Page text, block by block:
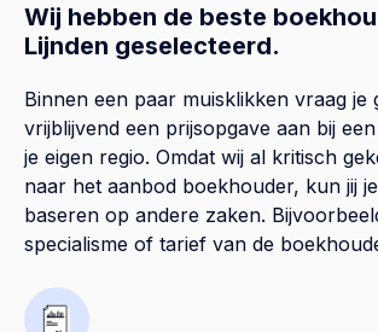
Wij hebben de beste
Lijnden geselecteerd.
Binnen een paar muisklikken vraag je
vrijblijvend een prijsopgave aan bij
je eigen regio. Omdat wij al kritisch
naar het aanbod boekhouder, kun jij
baseren op andere zaken.
specialisme of tarief van de